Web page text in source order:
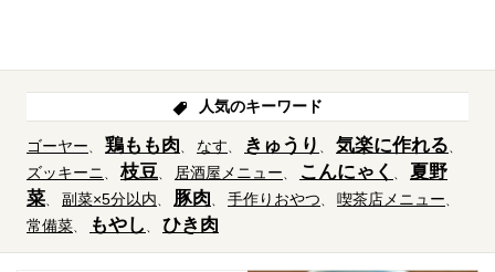
人気のキーワード
ゴーヤー 鶏もも肉 なす きゅうり 気楽に作れる
ズッキーニ 枝豆 居酒屋メニュー こんにゃく
夏野
菜
副菜×5分以内 豚肉 手作りおやつ
喫茶店メニュー
常備菜
もやし ひき肉